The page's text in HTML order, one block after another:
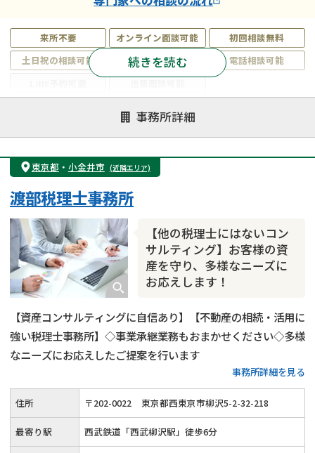
来所不要 オンライン面談可能
初回相談無料
土日祝の相談可能
19時以降電話可能
電話相談可能
遺言書作成・遺言執行
相続放棄
相続登記
遺産分割
遺留分侵害額請求
相続税申告
相続手続き
銀行手続き
成年後見・任意後見
相続人調査
相続トラブル
続きを読む
事務所詳細
東京都 ・ 小金井市 (近隣エリア)
【他の税理士にはないコン
サルティング】お客様の資
産を守り、多様なニーズに
お応えします！
渡部税理士事務所
【資産コンサルティングに自信あり】【不動産の相続・活用に
強い税理士事務所】◇事業承継業務もおまかせください◇多様
なニーズにお応えしたご提案を行います
事務所詳細を見る
住所 〒202-0022 東京都西東京市柳沢5-2-32-218
最寄り駅 西武鉄道「西武柳沢駅」徒歩6分